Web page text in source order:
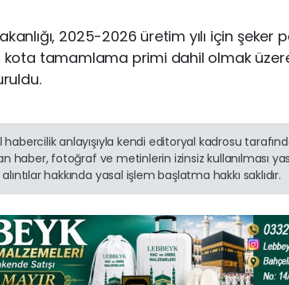
2025-2026 üretim yılı için şeker
kota tamamlama primi dahil olmak
anlayışıyla kendi editoryal kadrosu
haber, fotoğraf ve metinlerin izinsiz kullanılması
hakkında yasal işlem başlatma hakkı saklıdır.